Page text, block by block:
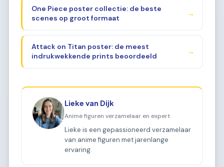
One Piece poster collectie: de beste
scenes op groot formaat
→
Attack on Titan poster: de meest
indrukwekkende prints beoordeeld
→
Lieke van Dijk
Anime figuren verzamelaar en expert
Lieke is een gepassioneerd verzamelaar
van anime figuren met jarenlange
ervaring.